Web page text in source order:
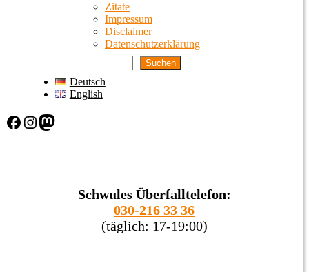
Zitate
Impressum
Disclaimer
Datenschutzerklärung
Suchen
Deutsch
English
Facebook Instagram Mastodon
Schwules Überfalltelefon:
030-216 33 36
(täglich: 17-19:00)